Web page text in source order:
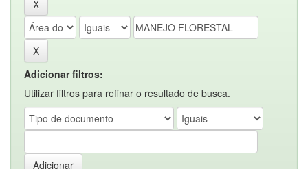
Adicionar filtros:
Utilizar filtros para refinar o resultado de busca.